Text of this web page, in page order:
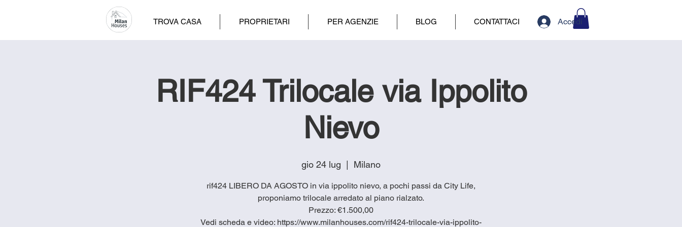
TROVA CASA PROPRIETARI PER AGENZIE BLOG CONTATTACI Accedi
RIF424 Trilocale via Ippolito
Nievo
gio 24 lug
  |
Milano
rif424 LIBERO DA AGOSTO in via ippolito nievo, a pochi passi da City Life,
proponiamo trilocale arredato al piano rialzato.
Prezzo: €1.500,00
Vedi scheda e video: https://www.milanhouses.com/rif424-trilocale-via-ippolito-